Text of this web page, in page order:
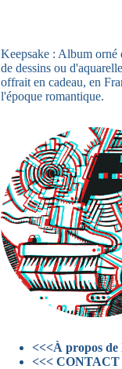
Keepsake : Album orné
de dessins ou
offrait en cadeau, en
l'époque romantique.
<<<À propos de
<<< CONTACT